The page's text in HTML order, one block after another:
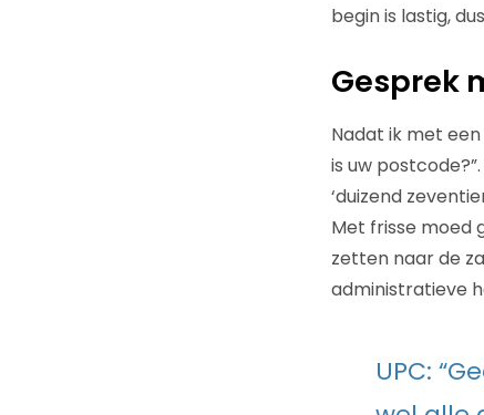
begin is lastig,
Gesprek
Nadat ik met
is uw
‘duizend
Met frisse moed
zetten naar de
administratieve
UPC: